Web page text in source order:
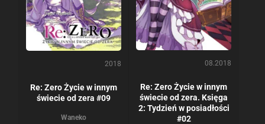
2018
Re: Zero Życie w innym
świecie od zera #09
Waneko
08.2018
Re: Zero Życie w innym
świecie od zera. Księga
2: Tydzień w posiadłości
#02